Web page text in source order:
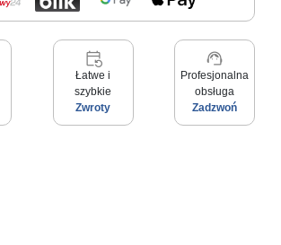
event_repeat
Łatwe i
szybkie
Zwroty
support_agent
Profesjonalna
obsługa
Zadzwoń